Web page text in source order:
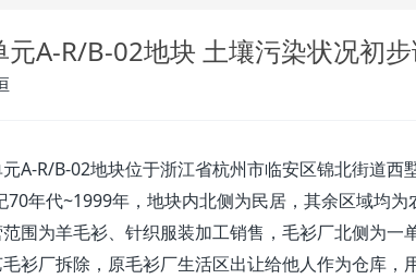
元A-R/B-02地块 土壤污染状况初
A-R/B-02地块位于浙江省杭州市临安区锦北街道西
70年代~1999年，地块内北侧为民居，其余区域均为
围为羊毛衫、针织服装加工销售，毛衫厂北侧为一
衫厂拆除，原毛衫厂生活区出让给他人作为仓库，